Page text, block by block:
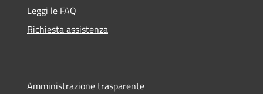
Leggi le FAQ
Richiesta assistenza
Amministrazione trasparente